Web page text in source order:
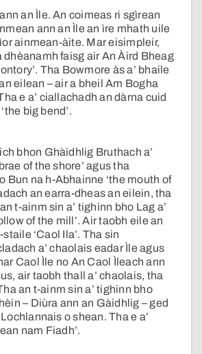
an Ìle. An coimeas ri sgìrean
ann an Ìle an ìre mhath uile
ainmean-àite. Mar eisimpleir,
dhèanamh faisg air An Àird Bheag
Tha Bowmore às a’ bhaile
eilean – air a bheil Am Bogha
e a’ ciallachadh an dàrna cuid
big bend’.
bhon Ghàidhlig Bruthach a’
of the shore’ agus tha
Bun na h-Abhainne ‘the mouth of
an earra-dheas an eilein, tha
t-ainm sin a’ tighinn bho Lag a’
of the mill’. Air taobh eile an
‘Caol Ila’. Tha sin
a’ chaolais eadar Ìle agus
Caol Ìle no An Caol Ìleach ann
air taobh thall a’ chaolais, tha
an t-ainm sin a’ tighinn bho
– Diùra ann an Gàidhlig – ged
o shean. Tha e a’
nam Fiadh’.